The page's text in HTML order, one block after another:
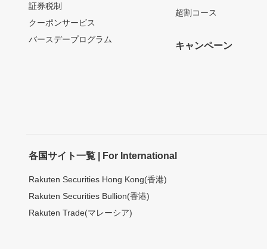
証券税制
クーポンサービス
バースデープログラム
超割コース
キャンペーン
各国サイト一覧 | For International
Rakuten Securities Hong Kong(香港)
Rakuten Securities Bullion(香港)
Rakuten Trade(マレーシア)